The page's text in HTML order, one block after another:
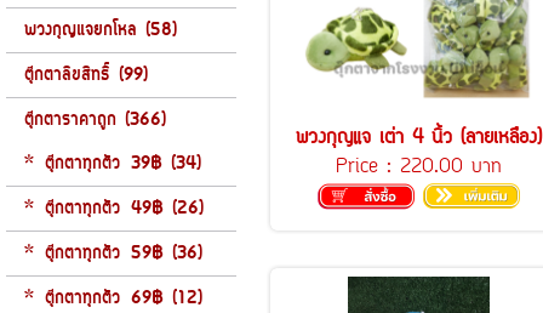
พวงกุญแจยกโหล (58)
ตุ๊กตาลิขสิทธิ์ (99)
ตุ๊กตาราคาถูก (366)
* ตุ๊กตาทุกตัว 39฿ (34)
* ตุ๊กตาทุกตัว 49฿ (26)
* ตุ๊กตาทุกตัว 59฿ (36)
* ตุ๊กตาทุกตัว 69฿ (12)
พวงกุญแจ เต่า 4 นิ้ว (ลายเหลือง)
Price : 220.00 บาท